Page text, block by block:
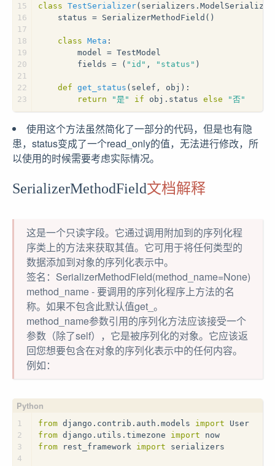
15
16
17
18
19
20
21
22
23
class TestSerializer
    status = SerializerMethodField()
class Meta :
        model = TestModel
        fields = (
"id" , "status" )
def get_status ( selef, obj ):
return
"是" if obj.status else "否"
使用这个方法虽然简化了一部分的代码，但是也有隐
患，status变成了一个read_only的值，无法进行修改，所
以使用的时候需要考虑实际情况。
SerializerMethodField文档解释
这是一个只读字段。它通过调用附加到的序列化程
序类上的方法来获取其值。它可用于将任何类型的
数据添加到对象的序列化表示中。
签名：SerializerMethodField(method_name=None)
method_name - 要调用的序列化程序上方法的名
称。如果不包含此默认值get_ 。
method_name参数引用的序列化方法应该接受一个
参数（除了self），它是被序列化的对象。它应该返
回您想要包含在对象的序列化表示中的任何内容。
例如：
1
2
3
4
from django.contrib.auth.models import User
from django.utils.timezone import now
from rest_framework import serializers